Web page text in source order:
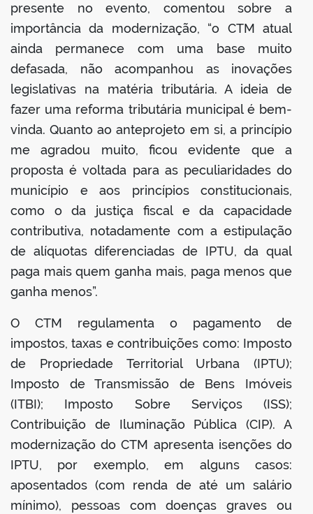
presente no evento, comentou sobre a
importância da modernização, “o CTM atual
ainda permanece com uma base muito
defasada, não acompanhou as inovações
legislativas na matéria tributária. A ideia de
fazer uma reforma tributária municipal é bem-
vinda. Quanto ao anteprojeto em si, a princípio
me agradou muito, ficou evidente que a
proposta é voltada para as peculiaridades do
município e aos princípios constitucionais,
como o da justiça fiscal e da capacidade
contributiva, notadamente com a estipulação
de alíquotas diferenciadas de IPTU, da qual
paga mais quem ganha mais, paga menos que
ganha menos”.
O CTM regulamenta o pagamento de
impostos, taxas e contribuições como: Imposto
de Propriedade Territorial Urbana (IPTU);
Imposto de Transmissão de Bens Imóveis
(ITBI); Imposto Sobre Serviços (ISS);
Contribuição de Iluminação Pública (CIP). A
modernização do CTM apresenta isenções do
IPTU, por exemplo, em alguns casos:
aposentados (com renda de até um salário
mínimo), pessoas com doenças graves ou